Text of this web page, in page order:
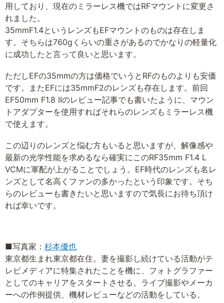
用しており、現在のミラーレス機ではRFマウントに変更さ
れました。
35mmF1.4というレンズもEFマウントのものは存在しま
す。そちらは760gくらいの重さがあるのでかなりの軽量化
に成功したと言って良いと思います。
ただしEFの35mmの方は価格でいうとRFのものよりも安価
です。またEFには35mmF2のレンズも存在します。前回
EF50mm F1.8 IIのレビュー記事でも書いたように、マウン
トアダプターを使用すればそれらのレンズもミラーレス機
で使えます。
この辺りのレンズと悩む方もいると思いますが、解像感や
最新の光学性能を求めるなら確実にこのRF35mm F1.4 L
VCMに軍配が上がることでしょう。EF時代のレンズも名レ
ンズとして名高くファンの多かったという印象です。そち
らのレビューも書きたいと思いますので気長にお待ち頂け
れば幸いです。
■写真家： 杉本優也
東京都生まれ東京都在住。妻を撮影し続けている活動がテ
レビメディアに特集されたことを機に、フォトグラファー
としてのキャリアをスタートさせる。ライブ撮影やメーカ
ーへの作例提供、機材レビューなどの活動をしている。